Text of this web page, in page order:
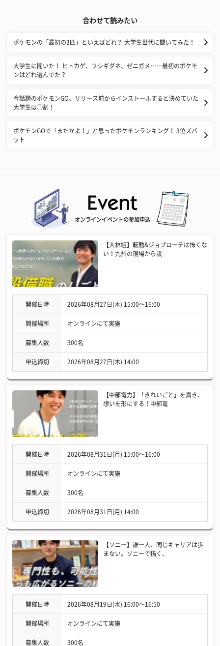
合わせて読みたい
ポケモンの「最初の3匹」といえばどれ？ 大学生世代に聞いてみた！
大学生に聞いた！ ヒトカゲ、フシギダネ、ゼニガメ……最初のポケモ
ンはどれ選んでた？
今話題のポケモンGO、リリース前からインストールすると決めていた
大学生は◯割！
ポケモンGOで「またかよ！」と思ったポケモンランキング！ 3位ズバ
ット
オンラインイベントの参加申込
【大林組】転勤&ジョブローテは怖くな
い！九州の現場から設
開催日時 2026年08月27日(木) 15:00〜16:00
開催場所 オンラインにて実施
募集人数 300名
申込締切 2026年08月27日(木) 14:00
【中部電力】「きれいごと」を貫き、
想いを形にする！中部電
開催日時 2026年08月31日(月) 15:00〜16:00
開催場所 オンラインにて実施
募集人数 300名
申込締切 2026年08月31日(月) 14:00
【ソニー】誰一人、同じキャリアは歩
まない。ソニーで描く、
開催日時 2026年08月19日(水) 16:00〜16:50
開催場所 オンラインにて実施
募集人数 300名